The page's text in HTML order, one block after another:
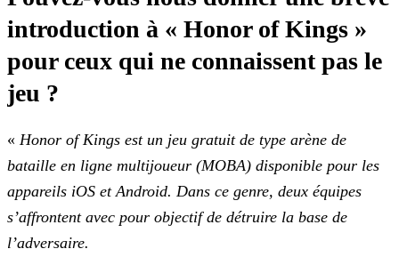
introduction à « Honor of Kings »
pour ceux qui ne connaissent pas le
jeu ?
« Honor of Kings est un jeu gratuit de type arène de
bataille en ligne multijoueur (MOBA) disponible pour les
appareils iOS et Android. Dans ce genre, deux équipes
s’affrontent avec pour objectif de détruire la base de
l’adversaire.